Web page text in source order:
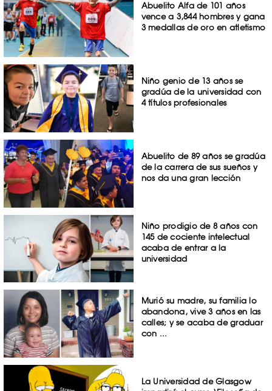
Abuelito Alfa de 101 años
vence a 3,844 hombres y gana
3 medallas de oro en atletismo
Niño genio de 13 años se
gradúa de la universidad con
4 títulos profesionales
Abuelito de 89 años se gradúa
de la carrera de sus sueños y
nos da una gran lección
Niño prodigio de 8 años con
145 de cociente intelectual
acaba de entrar a la
universidad
Murió su madre, su familia lo
abandona, vive 3 años en las
calles; y se acaba de graduar
con ...
La Universidad de Glasgow